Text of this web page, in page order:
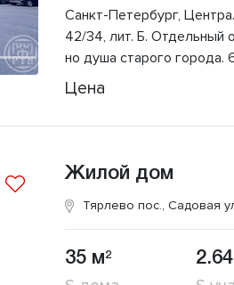
Санкт-Петербург,
42/34, лит. Б. Отдельный
но душа старого города.
Цена
Жилой дом
Тярлево пос., Садовая
35 м2